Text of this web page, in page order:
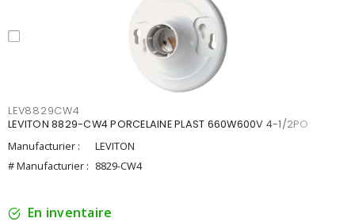
LEV8829CW4
LEVITON 8829-CW4 PORCELAINE PLAST 660W600V 4-1/2PO
Manufacturier :
LEVITON
# Manufacturier : 8829-CW4
En inventaire